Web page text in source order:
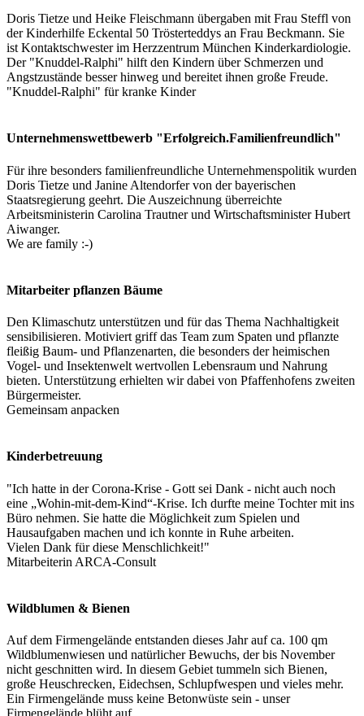
Doris Tietze und Heike Fleischmann übergaben mit Frau Steffl von
der Kinderhilfe Eckental 50 Trösterteddys an Frau Beckmann. Sie
ist Kontaktschwester im Herzzentrum München Kinderkardiologie.
Der "Knuddel-Ralphi" hilft den Kindern über Schmerzen und
Angstzustände besser hinweg und bereitet ihnen große Freude.
"Knuddel-Ralphi" für kranke Kinder
Unternehmenswettbewerb "Erfolgreich.Familienfreundlich"
Für ihre besonders familienfreundliche Unternehmenspolitik wurden
Doris Tietze und Janine Altendorfer von der bayerischen
Staatsregierung geehrt. Die Auszeichnung überreichte
Arbeitsministerin Carolina Trautner und Wirtschaftsminister Hubert
Aiwanger.
We are family :-)
Mitarbeiter pflanzen Bäume
Den Klimaschutz unterstützen und für das Thema Nachhaltigkeit
sensibilisieren. Motiviert griff das Team zum Spaten und pflanzte
fleißig Baum- und Pflanzenarten, die besonders der heimischen
Vogel- und Insektenwelt wertvollen Lebensraum und Nahrung
bieten. Unterstützung erhielten wir dabei von Pfaffenhofens zweiten
Bürgermeister.
Gemeinsam anpacken
Kinderbetreuung
"Ich hatte in der Corona-Krise - Gott sei Dank - nicht auch noch
eine „Wohin-mit-dem-Kind“-Krise. Ich durfte meine Tochter mit ins
Büro nehmen. Sie hatte die Möglichkeit zum Spielen und
Hausaufgaben machen und ich konnte in Ruhe arbeiten.
Vielen Dank für diese Menschlichkeit!"
Mitarbeiterin ARCA-Consult
Wildblumen & Bienen
Auf dem Firmengelände entstanden dieses Jahr auf ca. 100 qm
Wildblumenwiesen und natürlicher Bewuchs, der bis November
nicht geschnitten wird. In diesem Gebiet tummeln sich Bienen,
große Heuschrecken, Eidechsen, Schlupfwespen und vieles mehr.
Ein Firmengelände muss keine Betonwüste sein - unser